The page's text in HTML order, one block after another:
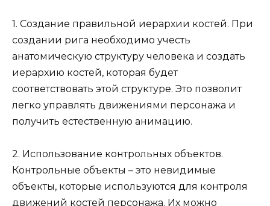
1. Создание правильной иерархии костей. При
создании рига необходимо учесть
анатомическую структуру человека и создать
иерархию костей, которая будет
соответствовать этой структуре. Это позволит
легко управлять движениями персонажа и
получить естественную анимацию.
2. Использование контрольных объектов.
Контрольные объекты – это невидимые
объекты, которые используются для контроля
движений костей персонажа. Их можно